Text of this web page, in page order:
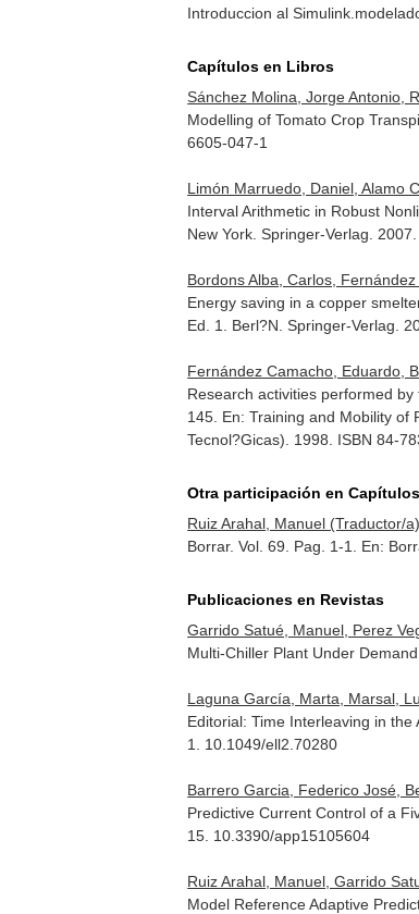
Introduccion al
Capítulos en Libros
Sánchez Molina, Jorge Antonio,
Modelling of Tomato Crop
6605-047-1
Limón Marruedo, Daniel, Alamo
Interval Arithmetic in Robust
New York. Springer-Verlag.
Bordons Alba, Carlos,
Energy saving in a copper
Ed. 1. Berl?N. Springer-Verlag.
Fernández Camacho, Eduardo,
Research activities performed
145. En: Training and Mobility of
Tecnol?Gicas). 1998. ISBN 84-
Otra participación en
Ruiz Arahal, Manuel (Traductor/
Borrar. Vol. 69. Pag. 1-1. En:
Publicaciones en Revistas
Garrido Satué, Manuel, Perez
Multi-Chiller Plant Under
Laguna García, Marta, Marsal,
Editorial: Time Interleaving in
1. 10.1049/ell2.70280
Barrero Garcia, Federico José,
Predictive Current Control of a
15. 10.3390/app15105604
Ruiz Arahal, Manuel, Garrido
Model Reference Adaptive